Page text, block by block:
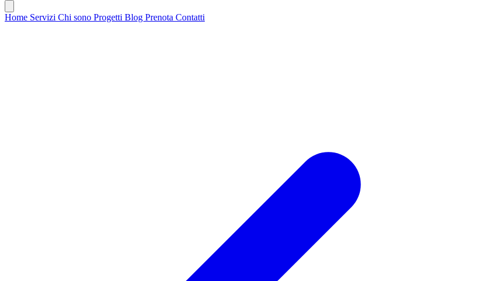
Home Servizi Chi sono Progetti Blog Prenota Contatti